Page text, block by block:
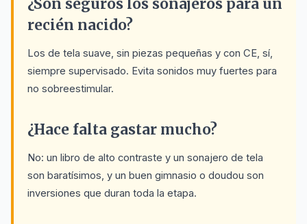
¿Son seguros los sonajeros para un
recién nacido?
Los de tela suave, sin piezas pequeñas y con CE, sí,
siempre supervisado. Evita sonidos muy fuertes para
no sobreestimular.
¿Hace falta gastar mucho?
No: un libro de alto contraste y un sonajero de tela
son baratísimos, y un buen gimnasio o doudou son
inversiones que duran toda la etapa.